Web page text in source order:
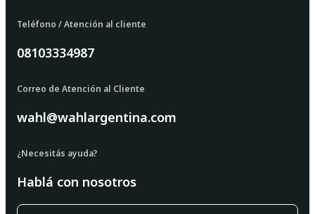
Teléfono / Atención al cliente
08103334987
Correo de Atención al Cliente
wahl@wahlargentina.com
¿Necesitás ayuda?
Hablá con nosotros